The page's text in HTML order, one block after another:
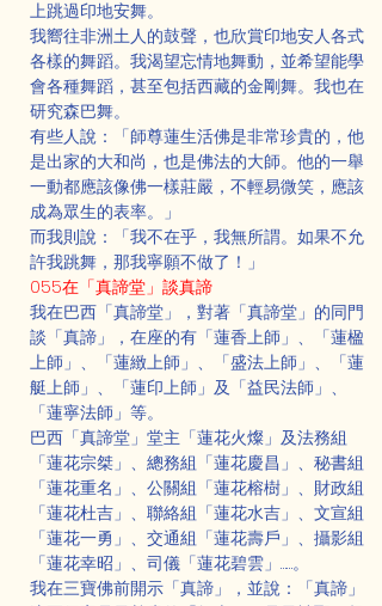
上跳過印地安舞。
我嚮往非洲土人的鼓聲，也欣賞印地安人各式
各樣的舞蹈。我渴望忘情地舞動，並希望能學
會各種舞蹈，甚至包括西藏的金剛舞。我也在
研究森巴舞。
有些人說：「師尊蓮生活佛是非常珍貴的，他
是出家的大和尚，也是佛法的大師。他的一舉
一動都應該像佛一樣莊嚴，不輕易微笑，應該
成為眾生的表率。」
而我則說：「我不在乎，我無所謂。如果不允
許我跳舞，那我寧願不做了！」
055在「真諦堂」談真諦
我在巴西「真諦堂」，對著「真諦堂」的同門
談「真諦」，在座的有「蓮香上師」、「蓮楹
上師」、「蓮緻上師」、「盛法上師」、「蓮
艇上師」、「蓮印上師」及「益民法師」、
「蓮寧法師」等。
巴西「真諦堂」堂主「蓮花火燦」及法務組
「蓮花宗桀」、總務組「蓮花慶昌」、秘書組
「蓮花重名」、公關組「蓮花榕樹」、財政組
「蓮花杜吉」、聯絡組「蓮花水吉」、文宣組
「蓮花一勇」、交通組「蓮花壽戶」、攝影組
「蓮花幸昭」、司儀「蓮花碧雲」……。
我在三寶佛前開示「真諦」，並說：「真諦」